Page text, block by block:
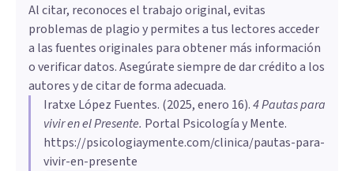
Al citar, reconoces el trabajo original, evitas
problemas de plagio y permites a tus lectores acceder
a las fuentes originales para obtener más información
o verificar datos. Asegúrate siempre de dar crédito a los
autores y de citar de forma adecuada.
Iratxe López Fuentes. (2025, enero 16).4 Pautas para
vivir en el Presente. Portal Psicología y Mente.
https://psicologiaymente.com/clinica/pautas-para-
vivir-en-presente